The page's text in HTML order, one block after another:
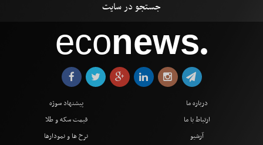
econews●
درباره ما
ارتباط با ما
آرشیو
پیشنهاد سوژه
قیمت سکه و طلا
نرخ ها و نمودارها